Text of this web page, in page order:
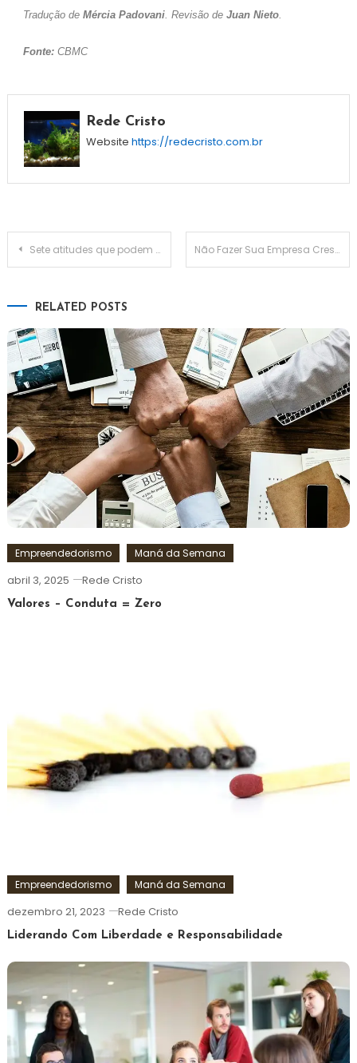
Tradução de Mércia Padovani. Revisão de Juan Nieto.
Fonte:CBMC
Rede Cristo
Website https://redecristo.com.br
Sete atitudes que podem mudar o mundo Não Fazer Sua Empresa Crescer – Isto Pode Ser Um Bom Plano
RELATED POSTS
Empreendedorismo Maná da Semana
abril 3, 2025 Rede Cristo
Valores – Conduta = Zero
Empreendedorismo Maná da Semana
dezembro 21, 2023 Rede Cristo
Liderando Com Liberdade e Responsabilidade